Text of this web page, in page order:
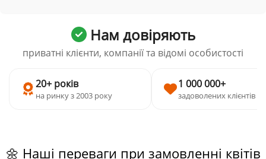
Нам довіряють
приватні клієнти, компанії та відомі особистості
20+ років
на ринку з 2003 року
1 000 000+
задоволених клієнтів
🌼 Наші переваги при замовленні квітів